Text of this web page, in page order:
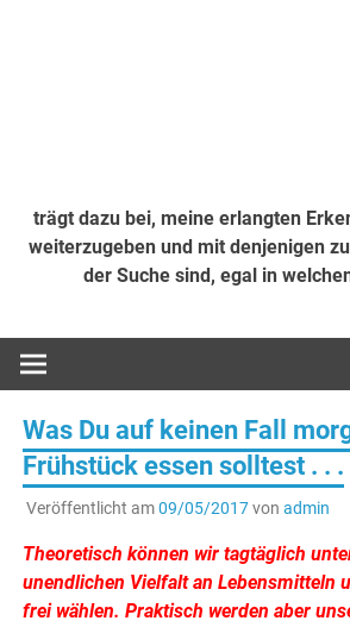
trägt dazu bei, meine erlangten
weiterzugeben und mit denjenigen
der Suche sind, egal in
Was Du auf keinen Fall
Frühstück essen solltest . . .
Veröffentlicht am09/05/2017von admin
Theoretisch können wir tagtäglich
unendlichen Vielfalt an Lebensmitteln
frei wählen. Praktisch werden aber